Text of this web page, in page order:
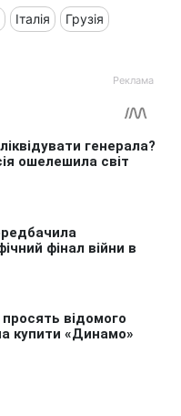
Італія Грузія